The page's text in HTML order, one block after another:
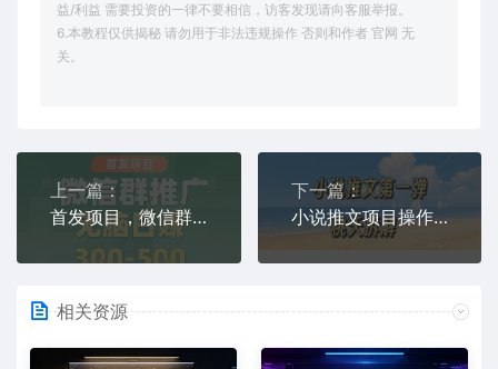
益/利益 需要投资的一律不要相信，访客发现请向客服举报。
6.本教程仅供揭秘 请勿用于非法违规操作 否则和作者 官网 无
关。
上一篇：
首发项目，微信群推广，一天15单，每单利润10米，无脑日入3-5张【揭秘】
下一篇：
小说推文项目操作全流程第一弹，0粉就能做，门槛低非常适合新手
相关资源